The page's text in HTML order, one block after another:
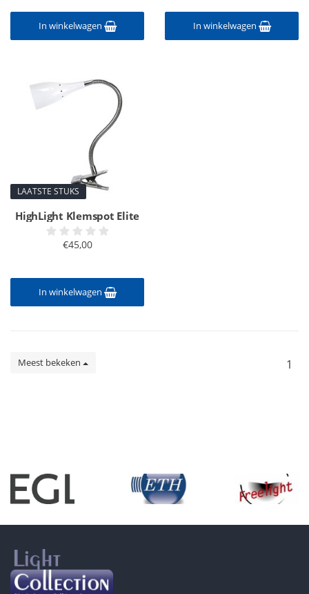
In winkelwagen In winkelwagen
LAATSTE STUKS
HighLight Klemspot Elite
€45,00
In winkelwagen
Meest bekeken 1